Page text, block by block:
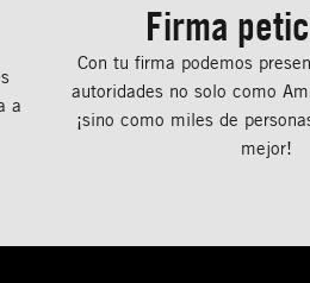
a
Firma
Con tu ﬁrma podemos
autoridades no solo como
¡sino como miles de
mejor!